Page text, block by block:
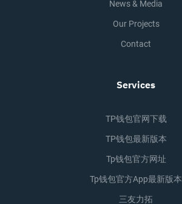
News & Media
Our Projects
Contact
Services
TP钱包官网下载
TP钱包最新版本
Tp钱包官方网址
Tp钱包官方app最新版本
三友力拓